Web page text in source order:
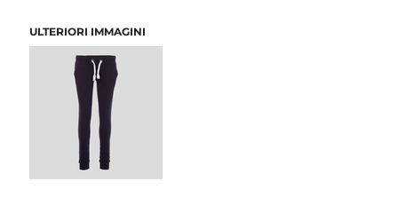
ULTERIORI IMMAGINI